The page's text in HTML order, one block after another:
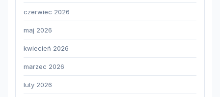
czerwiec 2026
maj 2026
kwiecień 2026
marzec 2026
luty 2026